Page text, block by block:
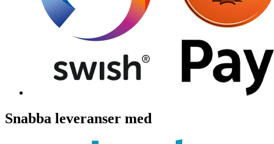
Snabba leveranser med